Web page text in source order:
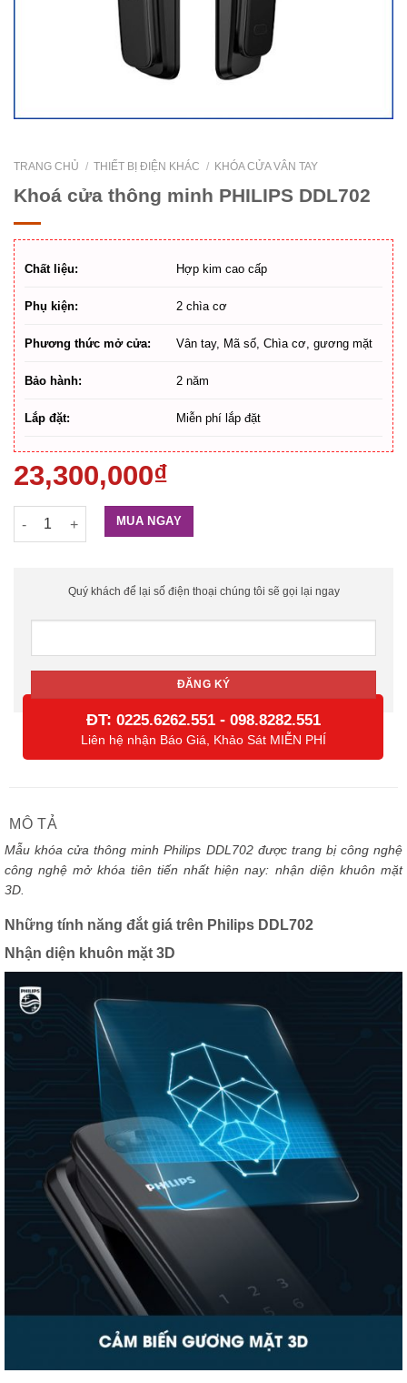
TRANG CHỦ / THIẾT BỊ ĐIỆN KHÁC / KHÓA CỬA VÂN TAY
Khoá cửa thông minh PHILIPS DDL702
Chất liệu: Hợp kim cao cấp
Phụ kiện: 2 chìa cơ
Phương thức mở cửa: Vân tay, Mã số, Chìa cơ, gương mặt
Bảo hành: 2 năm
Lắp đặt: Miễn phí lắp đặt
23,300,000₫
Khoá cửa thông minh PHILIPS DDL702 số lượng
MUA NGAY
Quý khách để lại số điện thoại chúng tôi sẽ gọi lại ngay
ĐT: 0225.6262.551 - 098.8282.551
Liên hệ nhận Báo Giá, Khảo Sát MIỄN PHÍ
MÔ TẢ
Mẫu khóa cửa thông minh Philips DDL702 được trang bị công nghệ
công nghệ mở khóa tiên tiến nhất hiện nay: nhận diện khuôn mặt
3D.
Những tính năng đắt giá trên Philips DDL702
Nhận diện khuôn mặt 3D